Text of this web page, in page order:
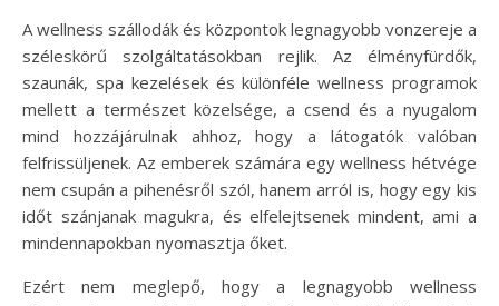
A wellness szállodák és központok legnagyobb vonzereje a
széleskörű szolgáltatásokban rejlik. Az élményfürdők,
szaunák, spa kezelések és különféle wellness programok
mellett a természet közelsége, a csend és a nyugalom
mind hozzájárulnak ahhoz, hogy a látogatók valóban
felfrissüljenek. Az emberek számára egy wellness hétvége
nem csupán a pihenésről szól, hanem arról is, hogy egy kis
időt szánjanak magukra, és elfelejtsenek mindent, ami a
mindennapokban nyomasztja őket.
Ezért nem meglepő, hogy a legnagyobb wellness